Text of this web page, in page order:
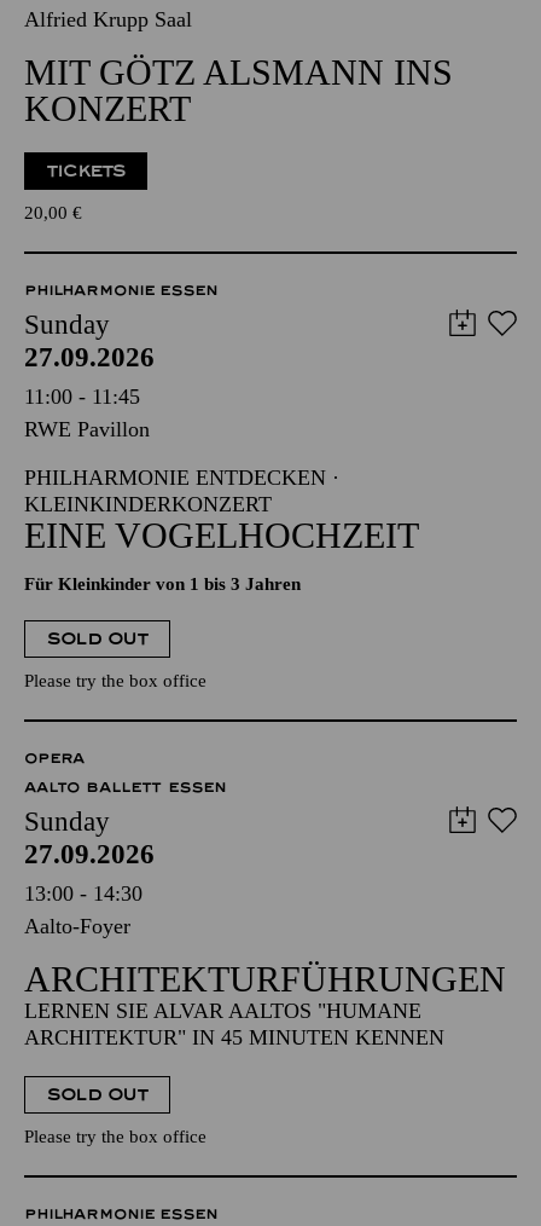
Alfried Krupp Saal
MIT GÖTZ ALSMANN INS
KONZERT
TICKETS
20,00 €
PHILHARMONIE ESSEN
Sunday
27.09.2026
11:00 - 11:45
RWE Pavillon
PHILHARMONIE ENTDECKEN ·
KLEINKINDERKONZERT
EINE VOGELHOCHZEIT
Für Kleinkinder von 1 bis 3 Jahren
SOLD OUT
Please try the box office
OPERA
AALTO BALLETT ESSEN
Sunday
27.09.2026
13:00 - 14:30
Aalto-Foyer
ARCHITEKTUR­FÜHRUNGEN
LERNEN SIE ALVAR AALTOS "HUMANE
ARCHITEKTUR" IN 45 MINUTEN KENNEN
SOLD OUT
Please try the box office
PHILHARMONIE ESSEN